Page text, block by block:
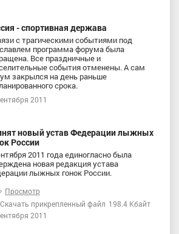
- спортивная держава
с трагическими событиями под
программа форума была
Все праздничные и
события отменены. А сам
закрылся на день раньше
срока.
2011
новый устав Федерации лыжных
России
2011 года единогласно была
новая редакция устава
лыжных гонок России.
Просмотр
Скачать прикрепленный файл 198.4 Кбайт
2011